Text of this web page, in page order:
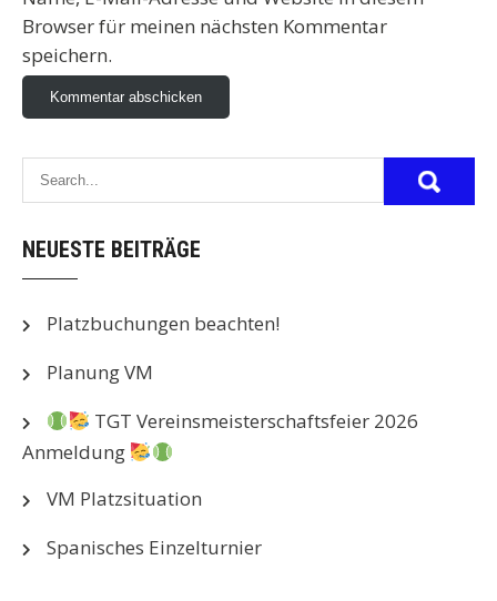
Browser für meinen nächsten Kommentar
speichern.
NEUESTE BEITRÄGE
Platzbuchungen beachten!
Planung VM
TGT Vereinsmeisterschaftsfeier 2026
Anmeldung
VM Platzsituation
Spanisches Einzelturnier